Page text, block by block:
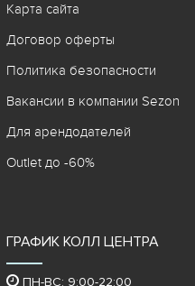
Карта сайта
Договор оферты
Политика безопасности
Вакансии в компании Sezon
Для арендодателей
Outlet до -60%
ГРАФИК КОЛЛ ЦЕНТРА
ПН-ВС: 9:00-22:00